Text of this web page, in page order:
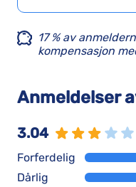
17 % av
kompensasjon
Anmeldelser
3.04
Forferdelig
Dårlig